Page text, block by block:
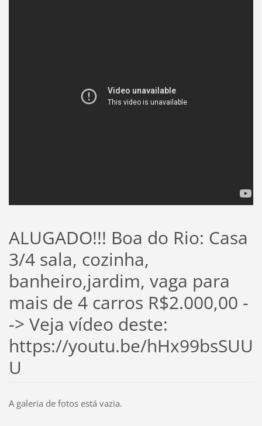
ALUGADO!!! Boa do Rio: Casa
3/4 sala, cozinha,
banheiro,jardim, vaga para
mais de 4 carros R$2.000,00 -
-> Veja vídeo deste:
https://youtu.be/hHx99bsSUU
U
A galeria de fotos está vazia.